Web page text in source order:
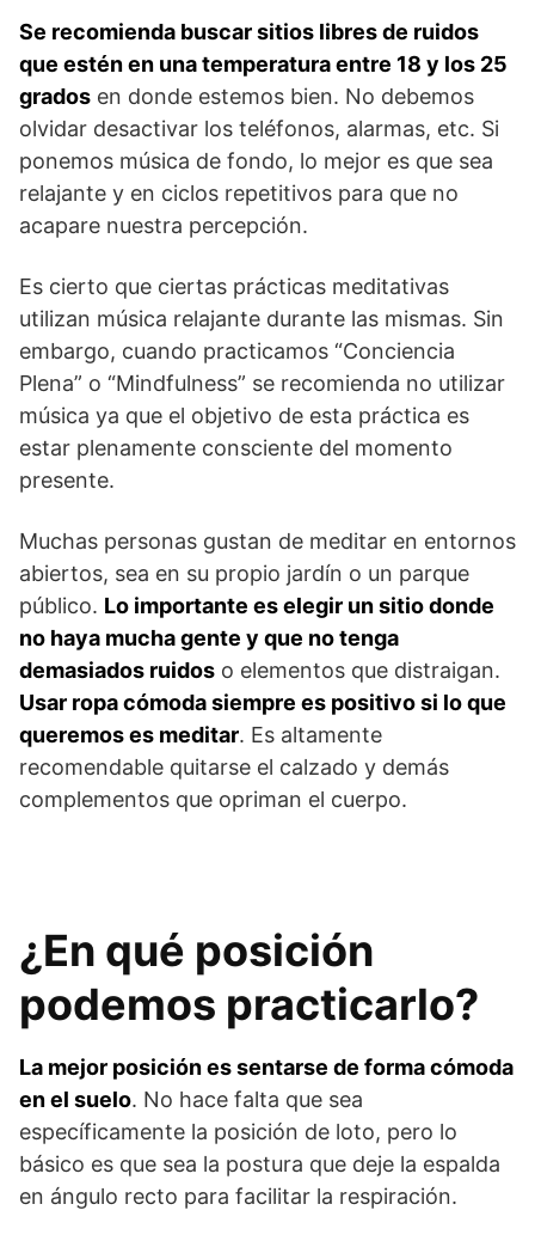
Se recomienda buscar sitios libres de ruidos
que estén en una temperatura entre 18 y los 25
grados en donde estemos bien. No debemos
olvidar desactivar los teléfonos, alarmas, etc. Si
ponemos música de fondo, lo mejor es que sea
relajante y en ciclos repetitivos para que no
acapare nuestra percepción.
Es cierto que ciertas prácticas meditativas
utilizan música relajante durante las mismas. Sin
embargo, cuando practicamos “Conciencia
Plena” o “Mindfulness” se recomienda no utilizar
música ya que el objetivo de esta práctica es
estar plenamente consciente del momento
presente.
Muchas personas gustan de meditar en entornos
abiertos, sea en su propio jardín o un parque
público. Lo importante es elegir un sitio donde
no haya mucha gente y que no tenga
demasiados ruidos o elementos que distraigan.
Usar ropa cómoda siempre es positivo si lo que
queremos es meditar. Es altamente
recomendable quitarse el calzado y demás
complementos que opriman el cuerpo.
¿En qué posición
podemos practicarlo?
La mejor posición es sentarse de forma cómoda
en el suelo. No hace falta que sea
específicamente la posición de loto, pero lo
básico es que sea la postura que deje la espalda
en ángulo recto para facilitar la respiración.